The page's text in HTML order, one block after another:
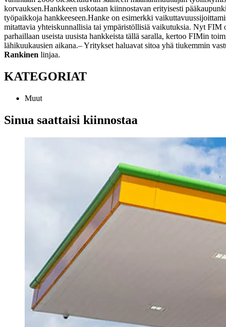
korvauksen.Hankkeen uskotaan kiinnostavan erityisesti
työpaikkoja hankkeeseen.Hanke on esimerkki
mitattavia yhteiskunnallisia tai ympäristöllisiä vaikutuksia. Nyt FIM
parhaillaan useista uusista hankkeista tällä saralla, kertoo FIMin
lähikuukausien aikana.– Yritykset haluavat sitoa yhä tiukemmin
Rankinen linjaa.
KATEGORIAT
Muut
Sinua saattaisi kiinnostaa